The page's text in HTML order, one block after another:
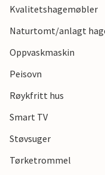
Kvalitetshagemøbler
Naturtomt/anlagt
Oppvaskmaskin
Peisovn
Røykfritt hus
Smart TV
Støvsuger
Tørketrommel